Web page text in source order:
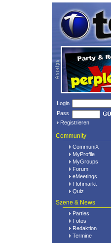
Login
Pass
Registrieren
Community
CommuniX
MyProfile
MyGroups
Forum
eMeetings
Flohmarkt
Quiz
Szene & News
Parties
Fotos
Redaktion
Termine